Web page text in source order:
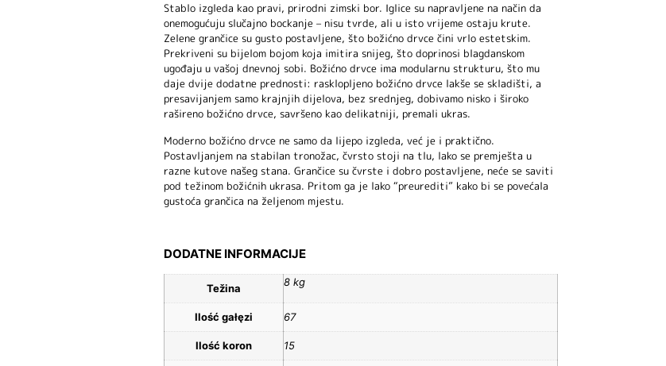
Stablo izgleda kao pravi, prirodni zimski bor. Iglice su napravljene na način da
onemogućuju slučajno bockanje – nisu tvrde, ali u isto vrijeme ostaju krute.
Zelene grančice su gusto postavljene, što božićno drvce čini vrlo estetskim.
Prekriveni su bijelom bojom koja imitira snijeg, što doprinosi blagdanskom
ugođaju u vašoj dnevnoj sobi. Božićno drvce ima modularnu strukturu, što mu
daje dvije dodatne prednosti: rasklopljeno božićno drvce lakše se skladišti, a
presavijanjem samo krajnjih dijelova, bez srednjeg, dobivamo nisko i široko
rašireno božićno drvce, savršeno kao delikatniji, premali ukras.
Moderno božićno drvce ne samo da lijepo izgleda, već je i praktično.
Postavljanjem na stabilan tronožac, čvrsto stoji na tlu, lako se premješta u
razne kutove našeg stana. Grančice su čvrste i dobro postavljene, neće se saviti
pod težinom božićnih ukrasa. Pritom ga je lako “preurediti” kako bi se povećala
gustoća grančica na željenom mjestu.
DODATNE INFORMACIJE
Težina 8 kg
Ilość gałęzi 67
Ilość koron 15